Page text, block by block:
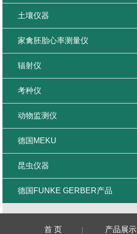
土壤仪器
家禽胚胎心率测量仪
辐射仪
考种仪
动物监测仪
德国MEKU
昆虫仪器
德国FUNKE GERBER产品
首 页 | 产品展示